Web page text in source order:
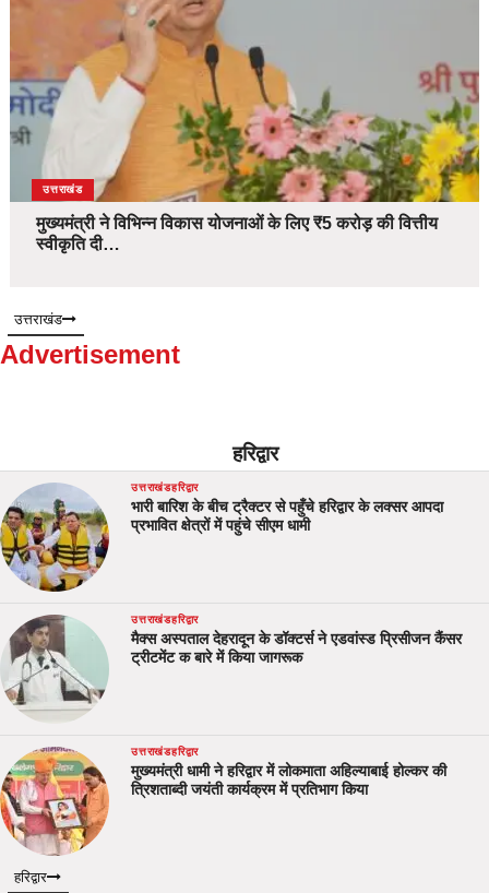
उत्तराखंड
मुख्यमंत्री ने विभिन्न विकास योजनाओं के लिए ₹5 करोड़ की वित्तीय
स्वीकृति दी…
उत्तराखंड
Advertisement
हरिद्वार
उत्तराखंडहरिद्वार
भारी बारिश के बीच ट्रैक्टर से पहुँचे हरिद्वार के लक्सर आपदा
प्रभावित क्षेत्रों में पहुंचे सीएम धामी
उत्तराखंडहरिद्वार
मैक्स अस्पताल देहरादून के डॉक्टर्स ने एडवांस्ड प्रिसीजन कैंसर
ट्रीटमेंट क बारे में किया जागरूक
उत्तराखंडहरिद्वार
मुख्यमंत्री धामी ने हरिद्वार में लोकमाता अहिल्याबाई होल्कर की
त्रिशताब्दी जयंती कार्यक्रम में प्रतिभाग किया
हरिद्वार